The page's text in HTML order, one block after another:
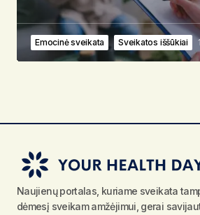
Emocinė sveikata Sveikatos iššūkiai
Naujienų portalas, kuriame sveikata
dėmesį sveikam amžėjimui, gerai